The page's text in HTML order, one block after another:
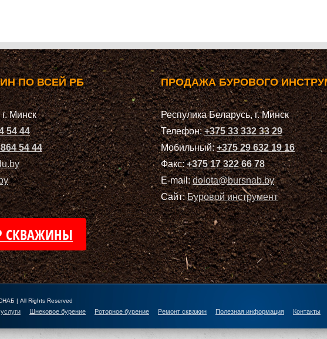
ПО ВСЕЙ РБ
Минск
54 44
54 44
СКВАЖИНЫ
ПРОДАЖА БУРОВОГО
Респулика Беларусь, г. Минск
Телефон:+375 33 332 33 29
Мобильный:+375 29 632 19 16
Факс:+375 17 322 66 78
E-mail:dolota@bursnab.by
Сайт:Буровой инструмент
| All Rights Reserved
Шнековое бурение Роторное бурение Ремонт скважин Полезная информация Контакты